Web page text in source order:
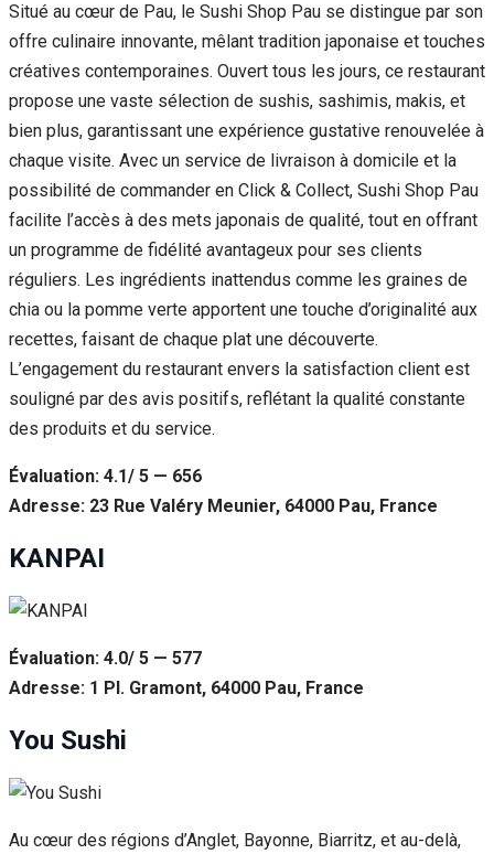
Situé au cœur de Pau, le Sushi Shop Pau se distingue par son
offre culinaire innovante, mêlant tradition japonaise et touches
créatives contemporaines. Ouvert tous les jours, ce restaurant
propose une vaste sélection de sushis, sashimis, makis, et
bien plus, garantissant une expérience gustative renouvelée à
chaque visite. Avec un service de livraison à domicile et la
possibilité de commander en Click & Collect, Sushi Shop Pau
facilite l’accès à des mets japonais de qualité, tout en offrant
un programme de fidélité avantageux pour ses clients
réguliers. Les ingrédients inattendus comme les graines de
chia ou la pomme verte apportent une touche d’originalité aux
recettes, faisant de chaque plat une découverte.
L’engagement du restaurant envers la satisfaction client est
souligné par des avis positifs, reflétant la qualité constante
des produits et du service.
Évaluation: 4.1/ 5 — 656
Adresse: 23 Rue Valéry Meunier, 64000 Pau, France
KANPAI
Évaluation: 4.0/ 5 — 577
Adresse: 1 Pl. Gramont, 64000 Pau, France
You Sushi
Au cœur des régions d’Anglet, Bayonne, Biarritz, et au-delà,